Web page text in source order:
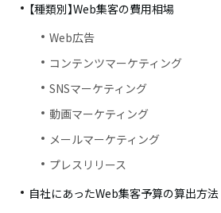
【種類別】Web集客の費用相場
Web広告
コンテンツマーケティング
SNSマーケティング
動画マーケティング
メールマーケティング
プレスリリース
自社にあったWeb集客予算の算出方法